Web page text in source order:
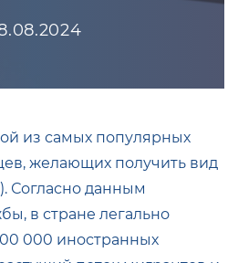
из самых популярных
желающих получить вид
Согласно данным
в стране легально
000 иностранных